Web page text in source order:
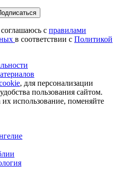
с правилами
в соответствии с Политикой
, для персонализации
пользования сайтом.
использование, поменяйте